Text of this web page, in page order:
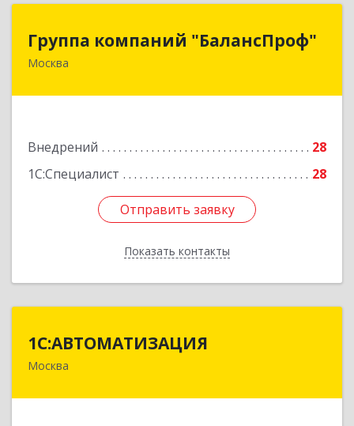
Группа компаний "БалансПроф"
Москва
Внедрений
28
1С:Специалист
28
Отправить заявку
Показать контакты
Группа компаний "БалансПроф"
127238, Москва г, Локомотивный проезд, дом
Отправить заявку
Назад
1С:АВТОМАТИЗАЦИЯ
Москва111024, Москва г, Энтузиастов 1-я ул, дом №